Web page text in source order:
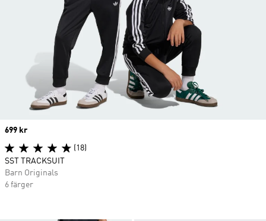
Price
699 kr
(18)
SST TRACKSUIT
Barn Originals
6 färger